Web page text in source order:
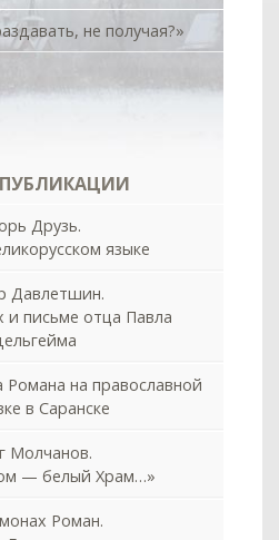
не получая?»
Друзь.
языке
Давлетшин.
и письме отца Павла
Романа на православной
в Саранске
Молчанов.
— белый Храм…»
Роман.